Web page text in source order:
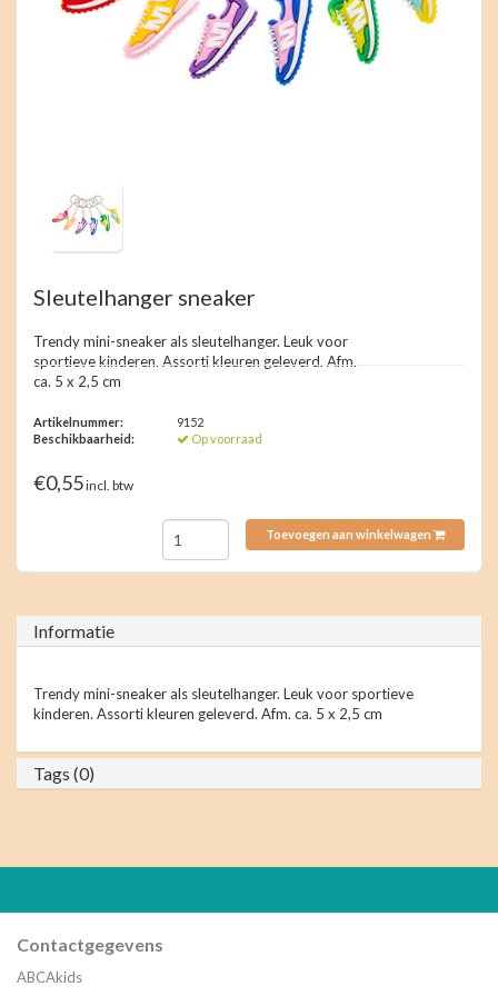
Sleutelhanger sneaker
Trendy mini-sneaker als sleutelhanger. Leuk voor
sportieve kinderen. Assorti kleuren geleverd. Afm.
ca. 5 x 2,5 cm
Artikelnummer:
9152
Beschikbaarheid:
Op voorraad
€0,55incl. btw
Toevoegen aan winkelwagen
Informatie
Trendy mini-sneaker als sleutelhanger. Leuk voor sportieve
kinderen. Assorti kleuren geleverd. Afm. ca. 5 x 2,5 cm
Tags (0)
Contactgegevens
ABCAkids